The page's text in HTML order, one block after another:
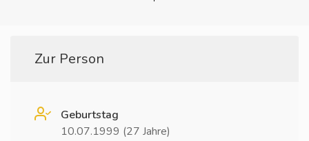
Zur Person
Geburtstag
10.07.1999 (27 Jahre)